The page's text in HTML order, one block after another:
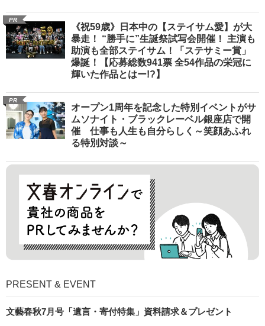
PR
《祝59歳》日本中の【ステイサム愛】が大
暴走！ “勝手に”生誕祭試写会開催！ 主演も
助演も全部ステイサム！「ステサミー賞」
爆誕！【応募総数941票 全54作品の栄冠に
輝いた作品とはー!?】
PR
オープン1周年を記念した特別イベントがサ
ムソナイト・ブラックレーベル銀座店で開
催 仕事も人生も自分らしく～笑顔あふれ
る特別対談～
PRESENT & EVENT
文藝春秋7月号「遺言・寄付特集」資料請求＆プレゼント